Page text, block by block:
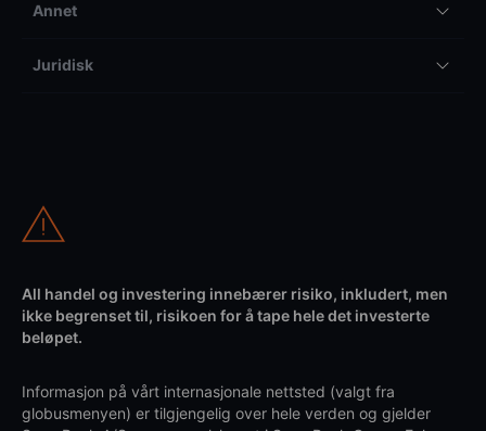
Annet
Juridisk
All handel og investering innebærer risiko, inkludert, men
ikke begrenset til, risikoen for å tape hele det investerte
beløpet.
Informasjon på vårt internasjonale nettsted (valgt fra
globusmenyen) er tilgjengelig over hele verden og gjelder